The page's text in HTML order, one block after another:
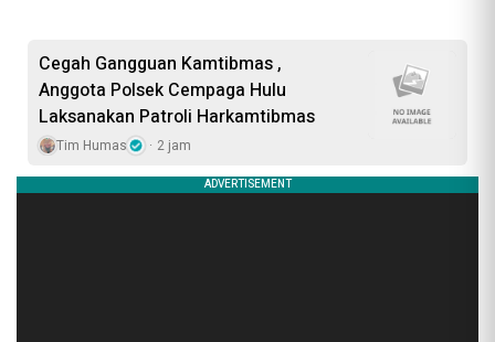
Cegah Gangguan Kamtibmas ,
Anggota Polsek Cempaga Hulu
Laksanakan Patroli Harkamtibmas
Tim Humas 2 jam